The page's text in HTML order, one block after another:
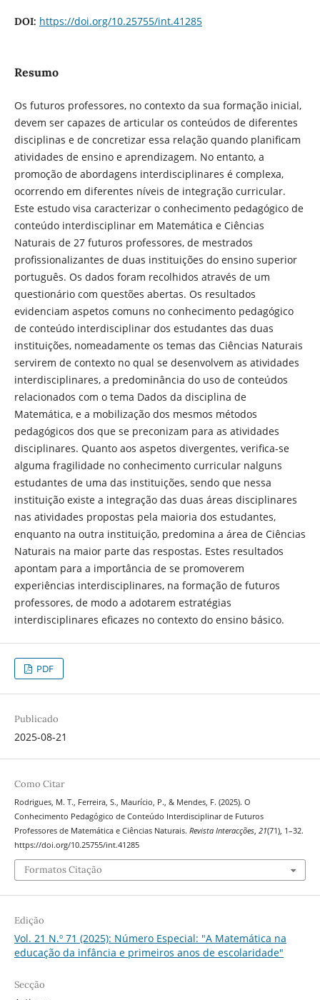
DOI: https://doi.org/10.25755/int.41285
Resumo
Os futuros professores, no contexto da sua formação inicial,
devem ser capazes de articular os conteúdos de diferentes
disciplinas e de concretizar essa relação quando planificam
atividades de ensino e aprendizagem. No entanto, a
promoção de abordagens interdisciplinares é complexa,
ocorrendo em diferentes níveis de integração curricular.
Este estudo visa caracterizar o conhecimento pedagógico de
conteúdo interdisciplinar em Matemática e Ciências
Naturais de 27 futuros professores, de mestrados
profissionalizantes de duas instituições do ensino superior
português. Os dados foram recolhidos através de um
questionário com questões abertas. Os resultados
evidenciam aspetos comuns no conhecimento pedagógico
de conteúdo interdisciplinar dos estudantes das duas
instituições, nomeadamente os temas das Ciências Naturais
servirem de contexto no qual se desenvolvem as atividades
interdisciplinares, a predominância do uso de conteúdos
relacionados com o tema Dados da disciplina de
Matemática, e a mobilização dos mesmos métodos
pedagógicos dos que se preconizam para as atividades
disciplinares. Quanto aos aspetos divergentes, verifica-se
alguma fragilidade no conhecimento curricular nalguns
estudantes de uma das instituições, sendo que nessa
instituição existe a integração das duas áreas disciplinares
nas atividades propostas pela maioria dos estudantes,
enquanto na outra instituição, predomina a área de Ciências
Naturais na maior parte das respostas. Estes resultados
apontam para a importância de se promoverem
experiências interdisciplinares, na formação de futuros
professores, de modo a adotarem estratégias
interdisciplinares eficazes no contexto do ensino básico.
PDF
Publicado
2025-08-21
Como Citar
Rodrigues, M. T., Ferreira, S., Maurício, P., & Mendes, F. (2025). O
Conhecimento Pedagógico de Conteúdo Interdisciplinar de Futuros
Professores de Matemática e Ciências Naturais. Revista Interacções, 21(71), 1–32.
https://doi.org/10.25755/int.41285
Formatos Citação
Edição
Vol. 21 N.º 71 (2025): Número Especial: "A Matemática na
educação da infância e primeiros anos de escolaridade"
Secção